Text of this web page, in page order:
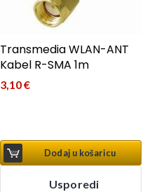
Transmedia WLAN-ANT
Kabel R-SMA 1m
3,10€
Dodaj u košaricu
Usporedi